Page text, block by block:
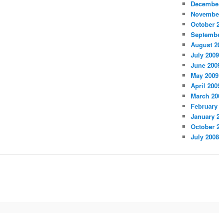
October
August
July 2009
June
May 2009
April
March
February
January
October
July 2008